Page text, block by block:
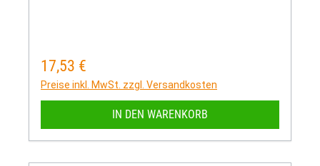
Regulärer Preis:
17,53 €
Preise inkl. MwSt. zzgl. Versandkosten
IN DEN WARENKORB